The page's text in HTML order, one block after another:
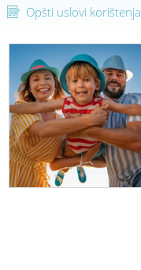
Opšti uslovi korištenja